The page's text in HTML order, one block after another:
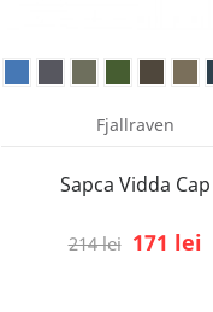
Fjallraven
Sapca Vidda Cap
214 lei 171 lei